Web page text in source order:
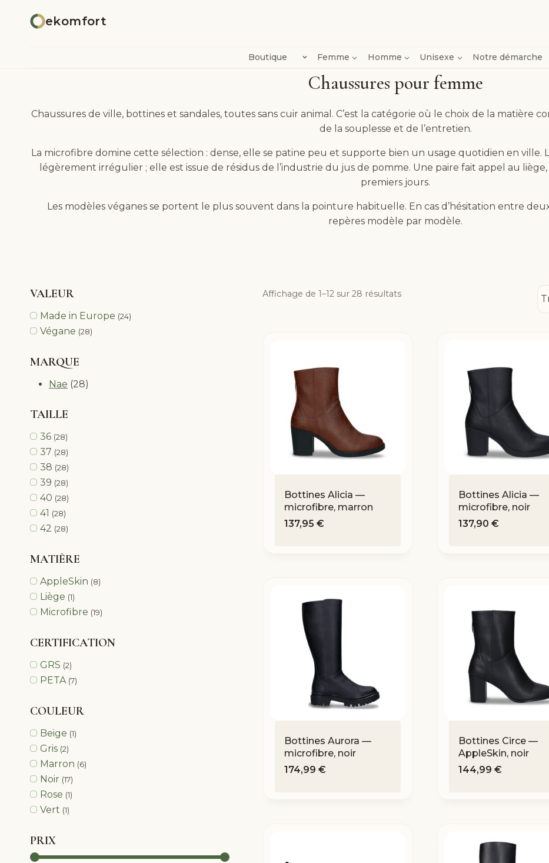
ekomfort
Boutique Femme Homme Unisexe Notre démarche
Chaussures pour femme
Chaussures de ville, bottines et sandales, toutes sans cuir animal. C’est la catégorie où le choix de la matière
de la souplesse et de l’entretien.
La microfibre domine cette sélection : dense, elle se patine peu et supporte bien un usage quotidien en ville.
légèrement irrégulier ; elle est issue de résidus de l’industrie du jus de pomme. Une paire fait appel au
premiers jours.
Les modèles véganes se portent le plus souvent dans la pointure habituelle. En cas d’hésitation entre
repères modèle par modèle.
Affichage de 1–12 sur 28 résultats
Bottines Alicia —
microfibre, marron
137,95 €
Bottines Alicia —
microfibre, noir
137,90 €
Bottines Aurora —
microfibre, noir
174,99 €
Bottines Circe —
AppleSkin, noir
144,99 €
VALEUR
Made in Europe (24)
Végane (28)
MARQUE
Nae (28)
TAILLE
36 (28)
37 (28)
38 (28)
39 (28)
40 (28)
41 (28)
42 (28)
MATIÈRE
AppleSkin (8)
Liège (1)
Microfibre (19)
CERTIFICATION
GRS (2)
PETA (7)
COULEUR
Beige (1)
Gris (2)
Marron (6)
Noir (17)
Rose (1)
Vert (1)
PRIX